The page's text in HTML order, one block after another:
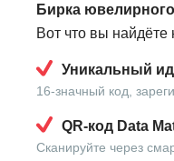
Бирка
Вот что вы найдёте
Уникальный
16-значный код,
QR-код Data
Сканируйте через